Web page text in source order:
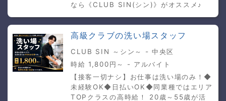
なら《CLUB SIN(シン)》がオススメ♪
高級クラブの洗い場スタッフ
CLUB SIN ～シン～ - 中央区
時給 1,800円～ - アルバイト
【接客一切ナシ】お仕事は洗い場のみ！◆
未経験OK◆日払いOK◆同業種ではエリア
TOPクラスの高時給！ 20歳～55歳が活